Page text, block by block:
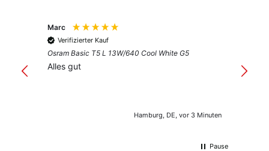
Marc
Verifizierter Kauf
Osram Basic T5 L 13W/640 Cool White G5
Alles gut
Hamburg, DE, vor 3 Minuten
Pause